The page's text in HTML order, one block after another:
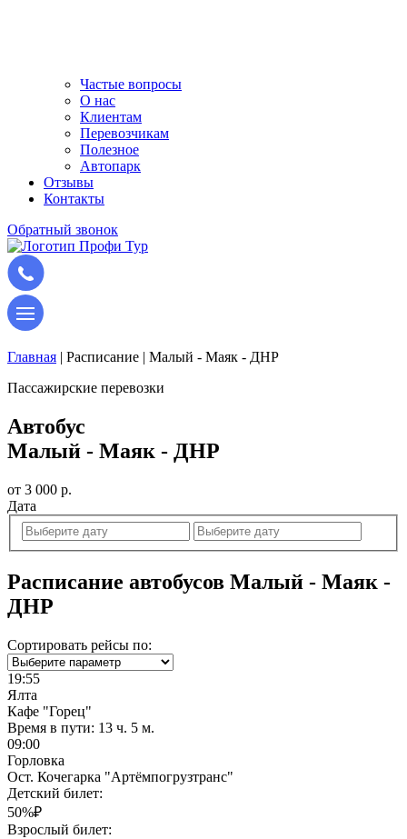
Частые вопросы
О нас
Клиентам
Перевозчикам
Полезное
Автопарк
Отзывы
Контакты
Обратный звонок
Главная | Расписание | Малый - Маяк - ДНР
Пассажирские перевозки
Автобус
Малый - Маяк - ДНР
от 3 000 р.
Дата
Расписание автобусов Малый - Маяк -
ДНР
Сортировать рейсы по:
19:55
Ялта
Кафе "Горец"
Время в пути: 13 ч. 5 м.
09:00
Горловка
Ост. Кочегарка "Артёмпогрузтранс"
Детский билет:
50%₽
Взрослый билет: